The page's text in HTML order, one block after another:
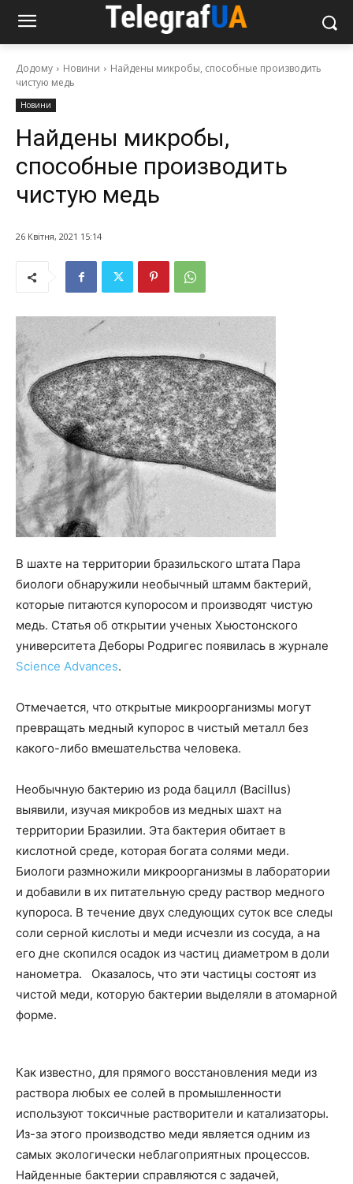
Додому Новини
Найдены микробы, способные производить
чистую медь
Новини
Найдены микробы,
способные производить
чистую медь
26 Квітня, 2021 15:14
В шахте на территории бразильского штата Пара
биологи обнаружили необычный штамм бактерий,
которые питаются купоросом и производят чистую
медь. Статья об открытии ученых Хьюстонского
университета Деборы Родригес появилась в журнале
Science Advances.
Отмечается, что открытые микроорганизмы могут
превращать медный купорос в чистый металл без
какого-либо вмешательства человека.
Необычную бактерию из рода бацилл (Bacillus)
выявили, изучая микробов из медных шахт на
территории Бразилии. Эта бактерия обитает в
кислотной среде, которая богата солями меди.
Биологи размножили микроорганизмы в лаборатории
и добавили в их питательную среду раствор медного
купороса. В течение двух следующих суток все следы
соли серной кислоты и меди исчезли из сосуда, а на
его дне скопился осадок из частиц диаметром в доли
нанометра. Оказалось, что эти частицы состоят из
чистой меди, которую бактерии выделяли в атомарной
форме.
Как известно, для прямого восстановления меди из
раствора любых ее солей в промышленности
используют токсичные растворители и катализаторы.
Из-за этого производство меди является одним из
самых экологически неблагоприятных процессов.
Найденные бактерии справляются с задачей,